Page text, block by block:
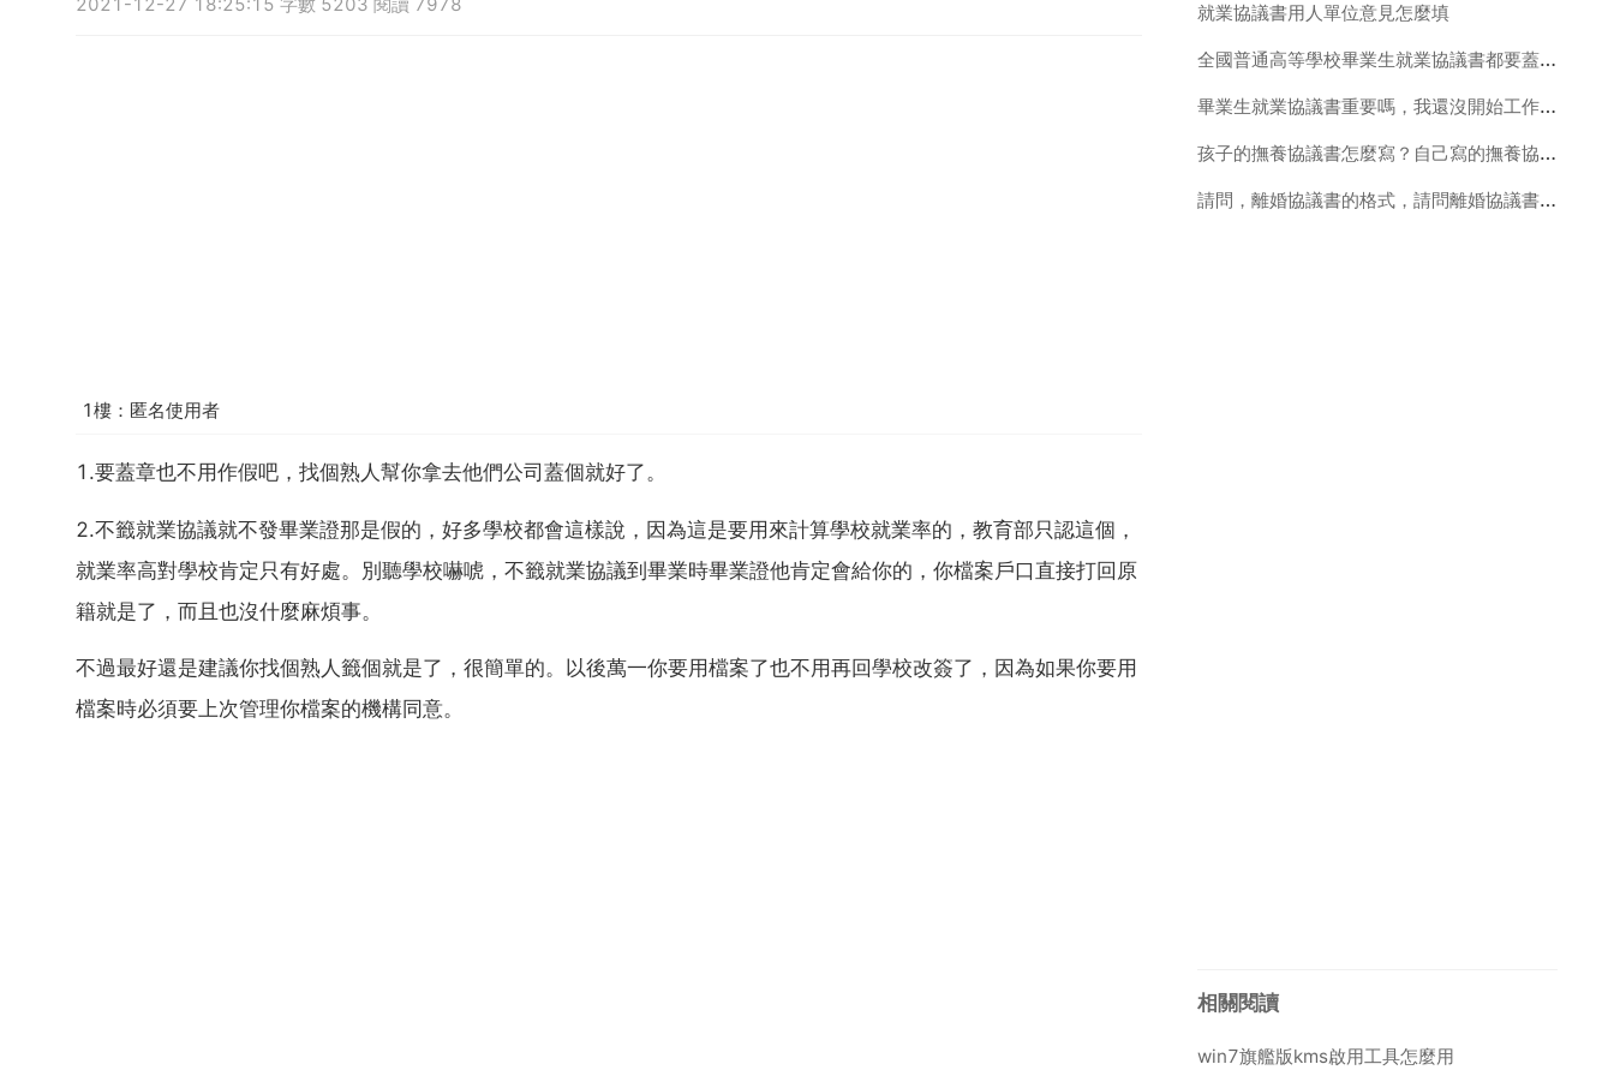
2021-12-27 18:25:15 字數 5203 閱讀 7978
1樓：匿名使用者
1.要蓋章也不用作假吧，找個熟人幫你拿去他們公司蓋個就好了。
2.不籤就業協議就不發畢業證那是假的，好多學校都會這樣說，因為這是要用來計算學校就業率的，教育部只認這個，
就業率高對學校肯定只有好處。別聽學校嚇唬，不籤就業協議到畢業時畢業證他肯定會給你的，你檔案戶口直接打回原
籍就是了，而且也沒什麼麻煩事。
不過最好還是建議你找個熟人籤個就是了，很簡單的。以後萬一你要用檔案了也不用再回學校改簽了，因為如果你要用
檔案時必須要上次管理你檔案的機構同意。
就業協議書用人單位意見怎麼填
全國普通高等學校畢業生就業協議書都要蓋什麼章
畢業生就業協議書重要嗎，我還沒開始工作，輔導員現在要求交，寫
孩子的撫養協議書怎麼寫？自己寫的撫養協議書有效嗎
請問，離婚協議書的格式，請問離婚協議書的格式怎麼寫
相關閱讀
win7旗艦版kms啟用工具怎麼用